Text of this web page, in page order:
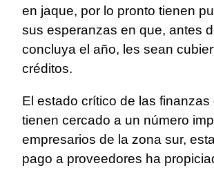
en jaque, por lo pronto tienen
sus esperanzas en que, antes
concluya el año, les sean
créditos.
El estado crítico de las finanzas
tienen cercado a un número
empresarios de la zona sur,
pago a proveedores ha